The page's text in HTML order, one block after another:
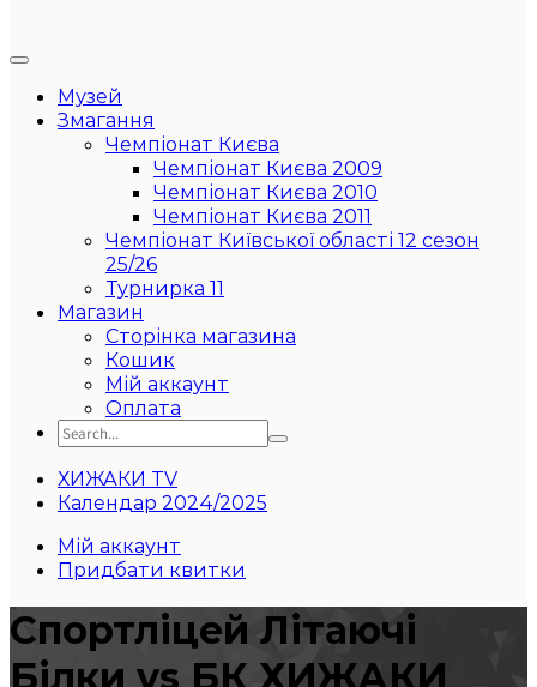
Музей
Змагання
Чемпіонат Києва
Чемпіонат Києва 2009
Чемпіонат Києва 2010
Чемпіонат Києва 2011
Чемпіонат Київської області 12 сезон
25/26
Турнирка 11
Магазин
Сторінка магазина
Кошик
Мій аккаунт
Оплата
ХИЖАКИ TV
Календар 2024/2025
Мій аккаунт
Придбати квитки
Спортліцей Літаючі
Білки vs БК ХИЖАКИ